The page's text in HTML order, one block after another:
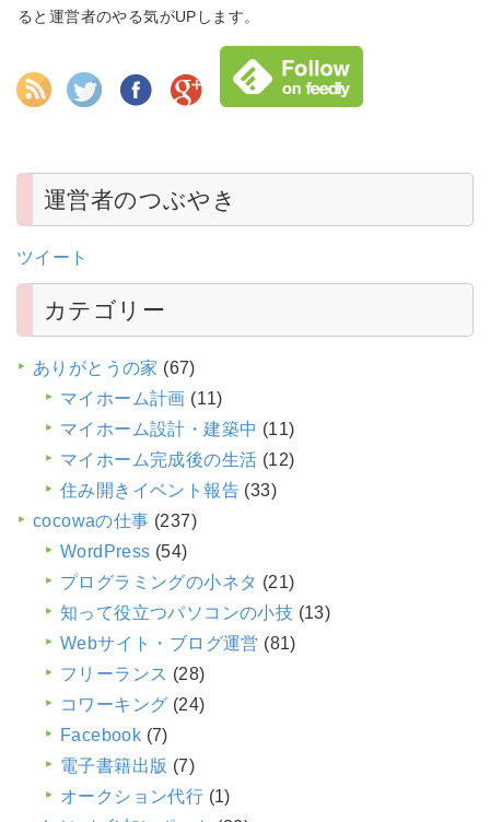
ると運営者のやる気がUPします。
運営者のつぶやき
ツイート
カテゴリー
ありがとうの家 (67)
マイホーム計画 (11)
マイホーム設計・建築中 (11)
マイホーム完成後の生活 (12)
住み開きイベント報告 (33)
cocowaの仕事 (237)
WordPress (54)
プログラミングの小ネタ (21)
知って役立つパソコンの小技 (13)
Webサイト・ブログ運営 (81)
フリーランス (28)
コワーキング (24)
Facebook (7)
電子書籍出版 (7)
オークション代行 (1)